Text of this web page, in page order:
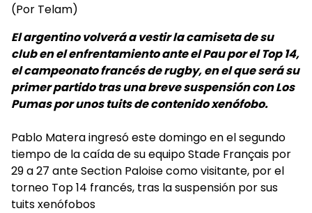
(Por Telam)
El argentino volverá a vestir la camiseta de su
club en el enfrentamiento ante el Pau por el Top 14,
el campeonato francés de rugby, en el que será su
primer partido tras una breve suspensión con Los
Pumas por unos tuits de contenido xenófobo.
Pablo Matera ingresó este domingo en el segundo
tiempo de la caída de su equipo Stade Français por
29 a 27 ante Section Paloise como visitante, por el
torneo Top 14 francés, tras la suspensión por sus
tuits xenófobos